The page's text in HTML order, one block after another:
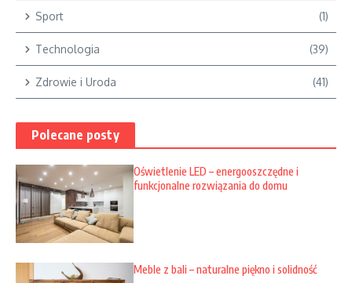
Sport (1)
Technologia (39)
Zdrowie i Uroda (41)
Polecane posty
Oświetlenie LED – energooszczędne i
funkcjonalne rozwiązania do domu
Meble z bali – naturalne piękno i solidność